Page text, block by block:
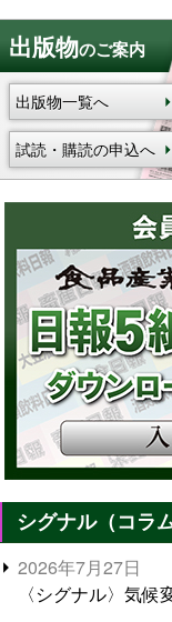
出版物のご案内
出版物一覧へ
試読・購読の申込へ
シグナル（コラム
2026年7月27日
〈シグナル〉気